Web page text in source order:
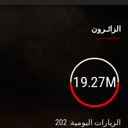
الزائـرون
19.27M
الزيارات اليومية: 202